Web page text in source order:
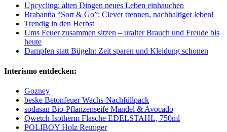
Upcycling: alten Dingen neues Leben einhauchen
Brabantia “Sort & Go”: Clever trennen, nachhaltiger leben!
Trendig in den Herbst
Ums Feuer zusammen sitzen – uralter Brauch und Freude bis
heute
Dampfen statt Bügeln: Zeit sparen und Kleidung schonen
Interismo entdecken:
Gozney
beske Betonfeuer Wachs-Nachfüllpack
sodasan Bio-Pflanzenseife Mandel & Avocado
Qwetch Isotherm Flasche EDELSTAHL, 750ml
POLIBOY Holz Reiniger